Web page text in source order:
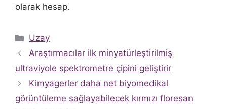
olarak hesap.
Kategoriler
Uzay
Araştırmacılar ilk minyatürleştirilmiş
ultraviyole spektrometre çipini geliştirir
Kimyagerler daha net biyomedikal
görüntüleme sağlayabilecek kırmızı floresan